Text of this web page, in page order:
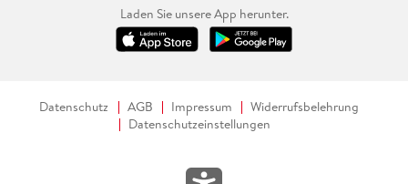
Laden Sie unsere App herunter.
Datenschutz AGB Impressum
Widerrufsbelehrung
Datenschutzeinstellungen